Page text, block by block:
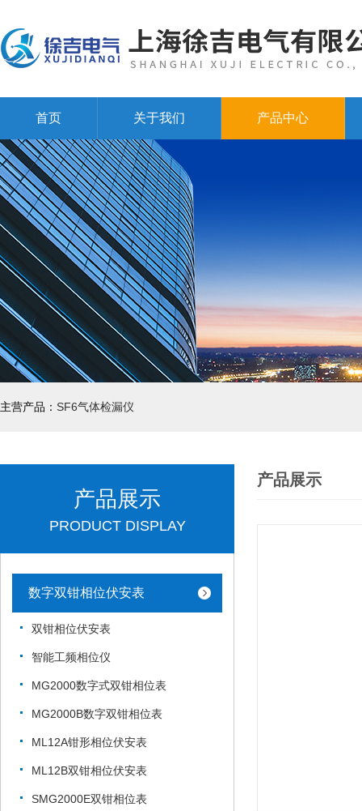
首页 关于我们 产品中心
主营产品： SF6气体检漏仪
产品展示
PRODUCT DISPLAY
数字双钳相位伏安表
双钳相位伏安表
智能工频相位仪
MG2000数字式双钳相位表
MG2000B数字双钳相位表
ML12A钳形相位伏安表
ML12B双钳相位伏安表
SMG2000E双钳相位表
产品展示